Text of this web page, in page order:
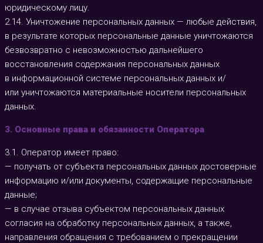
юридическому лицу.
2.14. Уничтожение персональных данных — любые действия,
в результате которых персональные данные уничтожаются
безвозвратно с невозможностью дальнейшего
восстановления содержания персональных данных
в информационной системе персональных данных и/
или уничтожаются материальные носители персональных
данных.
3. Основные права и обязанности Оператора
3.1. Оператор имеет право:
— получать от субъекта персональных данных достоверные
информацию и/или документы, содержащие персональные
данные;
— в случае отзыва субъектом персональных данных
согласия на обработку персональных данных, а также,
направления обращения с требованием о прекращении